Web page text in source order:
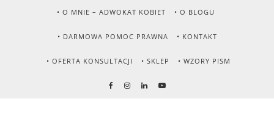
• O MNIE – ADWOKAT KOBIET • O BLOGU
• DARMOWA POMOC PRAWNA • KONTAKT
• OFERTA KONSULTACJI • SKLEP • WZORY PISM